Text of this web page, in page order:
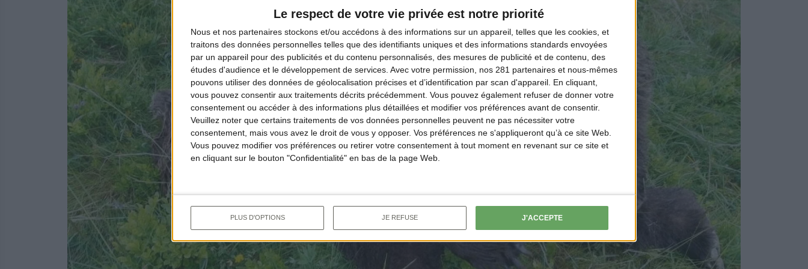
Le respect de votre vie privée est notre priorité
Nous et nos partenaires stockons et/ou accédons à des informations sur un appareil, telles que les cookies, et
traitons des données personnelles telles que des identifiants uniques et des informations standards envoyées
par un appareil pour des publicités et du contenu personnalisés, des mesures de publicité et de contenu, des
études d'audience et le développement de services. Avec votre permission, nos 281 partenaires et nous-mêmes
pouvons utiliser des données de géolocalisation précises et d’identification par scan d'appareil. En cliquant,
vous pouvez consentir aux traitements décrits précédemment. Vous pouvez également refuser de donner votre
consentement ou accéder à des informations plus détaillées et modifier vos préférences avant de consentir.
Veuillez noter que certains traitements de vos données personnelles peuvent ne pas nécessiter votre
consentement, mais vous avez le droit de vous y opposer. Vos préférences ne s'appliqueront qu’à ce site Web.
Vous pouvez modifier vos préférences ou retirer votre consentement à tout moment en revenant sur ce site et
en cliquant sur le bouton "Confidentialité" en bas de la page Web.
PLUS D'OPTIONS JE REFUSE J'ACCEPTE